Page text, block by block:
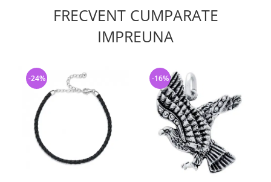
FRECVENT CUMPARATE
IMPREUNA
-24% -16%